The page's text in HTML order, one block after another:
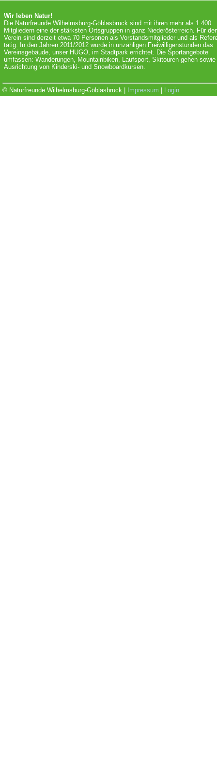
Wir leben Natur!
Die Naturfreunde Wilhelmsburg-Göblasbruck sind mit ihren mehr als 1.400
Mitgliedern eine der stärksten Ortsgruppen in ganz Niederösterreich. Für
Verein sind derzeit etwa 70 Personen als Vorstandsmitglieder und als
tätig. In den Jahren 2011/2012 wurde in unzähligen Freiwilligenstunden das
Vereinsgebäude, unser HUGO, im Stadtpark errichtet. Die Sportangebote
umfassen: Wanderungen, Mountainbiken, Laufsport, Skitouren gehen sowie
Ausrichtung von Kinderski- und Snowboardkursen.
© Naturfreunde Wilhelmsburg-Göblasbruck | Impressum Login